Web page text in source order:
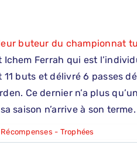
buteur du championnat
Ichem Ferrah qui est
buts et délivré 6 passes
Ce dernier n’a plus
saison n’arrive à son terme.
Récompenses - Trophées